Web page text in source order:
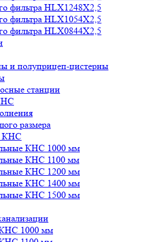
фильтра HLX1248X2,5
фильтра HLX1054X2,5
фильтра HLX0844X2,5
и полуприцеп-цистерны
станции
размера
КНС
КНС 1000 мм
КНС 1100 мм
КНС 1200 мм
КНС 1400 мм
КНС 1500 мм
1000 мм